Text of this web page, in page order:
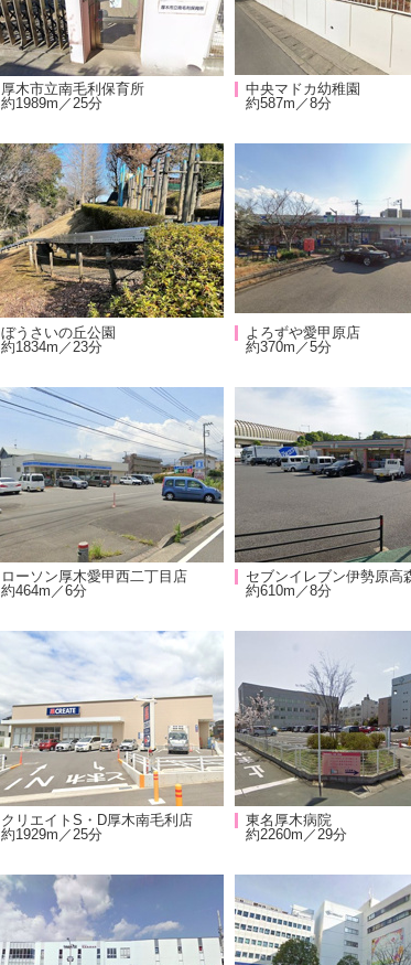
厚木市立南毛利保育所
約1989m／25分
中央マドカ幼稚園
約587m／8分
ぼうさいの丘公園
約1834m／23分
よろずや愛甲原店
約370m／5分
ローソン厚木愛甲西二丁目店
約464m／6分
セブンイレブン伊勢原高
約610m／8分
クリエイトS・D厚木南毛利店
約1929m／25分
東名厚木病院
約2260m／29分